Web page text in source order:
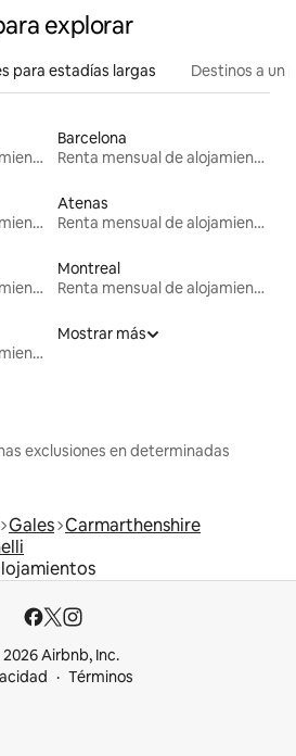
explorar
para estadías largas Destinos a un
Renta mensual de alojamientos
Barcelona
Renta mensual de alojamientos
Renta mensual de alojamientos
Atenas
Renta mensual de alojamientos
Renta mensual de alojamientos
Montreal
Renta mensual de alojamientos
Renta mensual de alojamientos
Mostrar más
exclusiones en determinadas
Gales Carmarthenshire
Airbnb, Inc.
Términos